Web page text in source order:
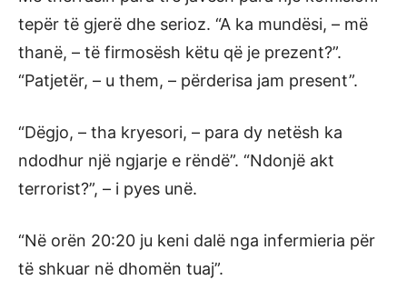
tepër të gjerë dhe serioz. “A ka mundësi, – më
thanë, – të firmosësh këtu që je prezent?”.
“Patjetër, – u them, – përderisa jam present”.
“Dëgjo, – tha kryesori, – para dy netësh ka
ndodhur një ngjarje e rëndë”. “Ndonjë akt
terrorist?”, – i pyes unë.
“Në orën 20:20 ju keni dalë nga infermieria për
të shkuar në dhomën tuaj”.